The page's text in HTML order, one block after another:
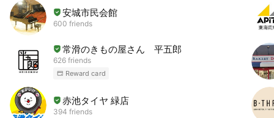
安城市民会館
600 friends
常滑のきもの屋さん 平五郎
626 friends
Reward card
赤池タイヤ 緑店
394 friends